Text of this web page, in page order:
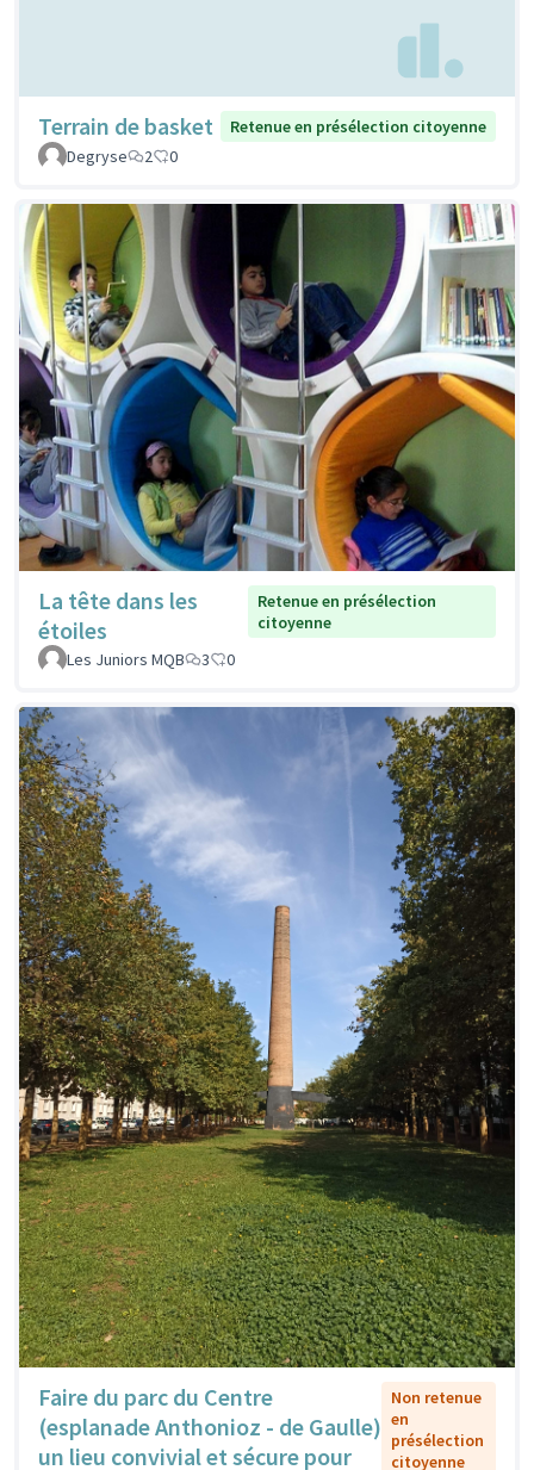
Terrain de basket
Retenue en présélection citoyenne
Degryse
2 0
La tête dans les
étoiles
Retenue en présélection
citoyenne
Les Juniors MQB
3 0
Faire du parc du Centre
(esplanade Anthonioz - de Gaulle)
un lieu convivial et sécure pour
Non retenue
en
présélection
citoyenne